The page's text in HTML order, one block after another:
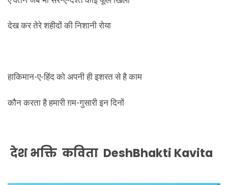
देख कर तेरे शहीदों की निशानी रोया
हाकिमान-ए-हिंद को अपनी ही इशरत से है काम
कौन करता है हमारी ग़म-गुसारी इन दिनों
देश भक्ति कविता DeshBhakti Kavita